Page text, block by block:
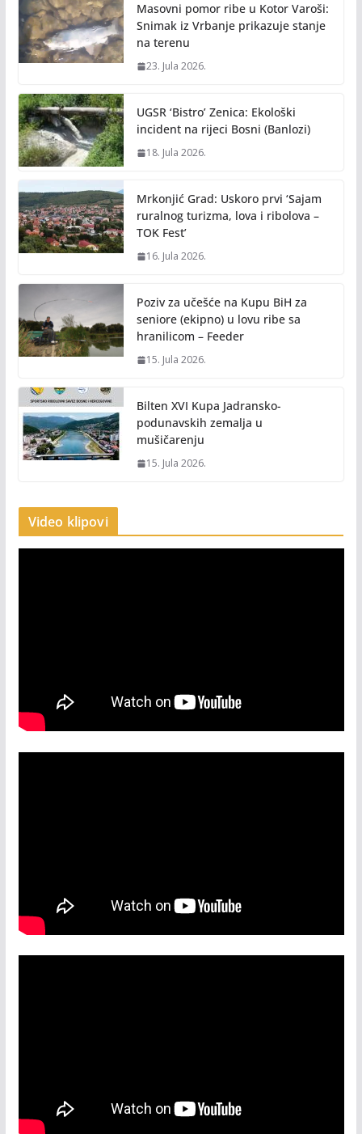
Masovni pomor ribe u Kotor Varoši:
Snimak iz Vrbanje prikazuje stanje
na terenu
23. Jula 2026.
UGSR ‘Bistro’ Zenica: Ekološki
incident na rijeci Bosni (Banlozi)
18. Jula 2026.
Mrkonjić Grad: Uskoro prvi ‘Sajam
ruralnog turizma, lova i ribolova –
TOK Fest’
16. Jula 2026.
Poziv za učešće na Kupu BiH za
seniore (ekipno) u lovu ribe sa
hranilicom – Feeder
15. Jula 2026.
Bilten XVI Kupa Jadransko-
podunavskih zemalja u
mušičarenju
15. Jula 2026.
Video klipovi